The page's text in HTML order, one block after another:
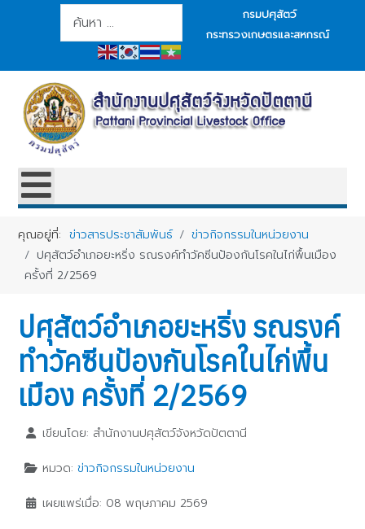
การค้นหา
กรมปศุสัตว์
กระทรวงเกษตรและสหกรณ์
คุณอยู่ที่:ข่าวสารประชาสัมพันธ์
ข่าวกิจกรรมในหน่วยงาน
ปศุสัตว์อำเภอยะหริ่ง รณรงค์ทำวัคซีนป้องกันโรคในไก่พื้นเมือง
ครั้งที่ 2/2569
ปศุสัตว์อำเภอยะหริ่ง รณรงค์
ทำวัคซีนป้องกันโรคในไก่พื้น
เมือง ครั้งที่ 2/2569
เขียนโดย: สำนักงานปศุสัตว์จังหวัดปัตตานี
หมวด: ข่าวกิจกรรมในหน่วยงาน
เผยแพร่เมื่อ: 08 พฤษภาคม 2569